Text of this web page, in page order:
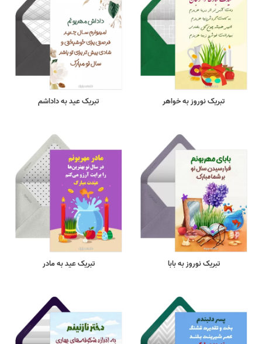
تبریک نوروز به خواهر تبریک عید به داداشم
تبریک نوروز به بابا تبریک عید به مادر